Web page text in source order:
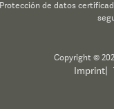
Protección de datos
Copyright ©
Imprint